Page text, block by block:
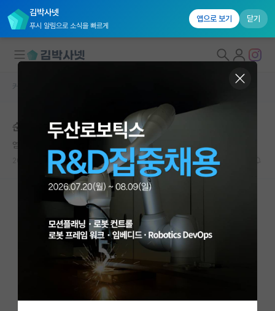
김박사넷
푸시 알림으로 소식을 빠르게
앱으로 보기 닫기
국내대학원 정보
연구실&오픈랩
커뮤니티
커뮤니티 홈
전체글보기
베스트 게시판
IF 명예의전당
자유 게시판(아무개랩)
커뮤니티 홈
순천향대학교 의과대학 열대의학교실 대학원생 모집
염세적인 앙투안 라부아지에
0 1963